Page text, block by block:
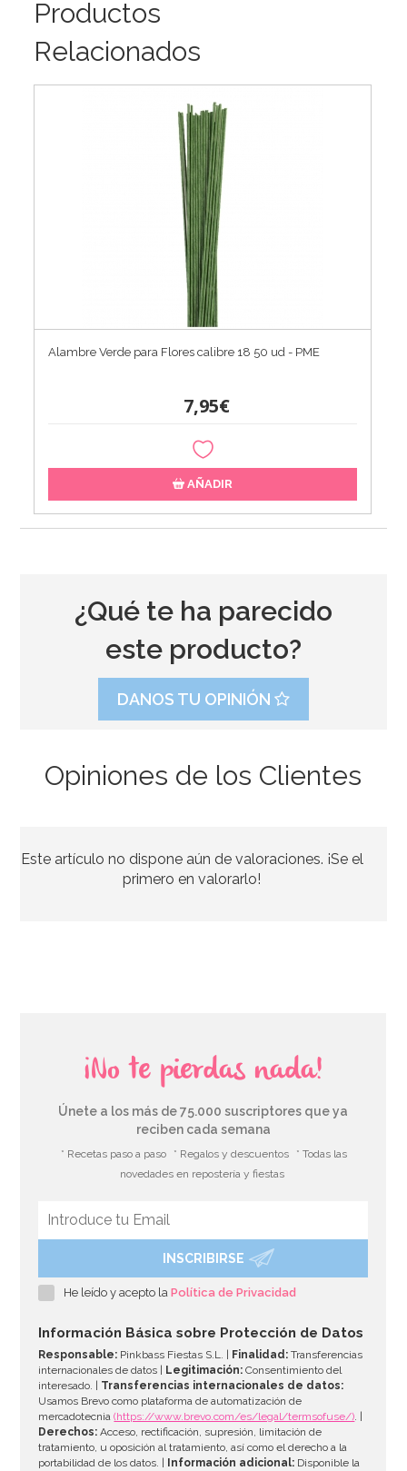
Productos
Relacionados
Alambre Verde para Flores calibre 18 50 ud - PME
7,95€
AÑADIR
¿Qué te ha parecido
este producto?
DANOS TU OPINIÓN
Opiniones de los Clientes
Este artículo no dispone aún de valoraciones. ¡Se el
primero en valorarlo!
¡No te pierdas nada!
Únete a los más de 75.000 suscriptores que ya
reciben cada semana
* Recetas paso a paso * Regalos y descuentos
* Todas las
novedades en repostería y fiestas
INSCRIBIRSE
He leído y acepto laPolítica de Privacidad
Información Básica sobre Protección de Datos
Responsable: Pinkbass Fiestas S.L. | Finalidad: Transferencias
internacionales de datos |
Legitimación: Consentimiento del
interesado. | Transferencias internacionales de datos:
Usamos Brevo como plataforma de automatización de
mercadotecnia(https://www.brevo.com/es/legal/termsofuse/). |
Derechos: Acceso, rectificación, supresión, limitación de
tratamiento, u oposición al tratamiento, así como el derecho a la
portabilidad de los datos. |
Información adicional: Disponible la